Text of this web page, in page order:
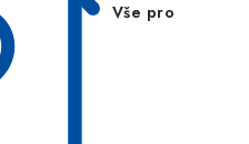
Vše pro